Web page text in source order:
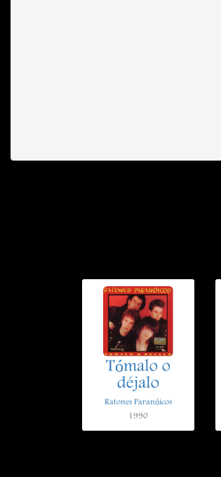
Tómalo o
déjalo
Ratones Paranóicos
1990